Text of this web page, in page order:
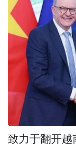
致力于翻开